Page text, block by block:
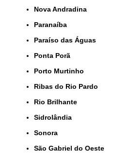
Nova Andradina
Paranaíba
Paraíso das Águas
Ponta Porã
Porto Murtinho
Ribas do Rio Pardo
Rio Brilhante
Sidrolândia
Sonora
São Gabriel do Oeste